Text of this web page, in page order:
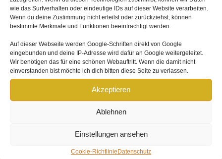
wie das Surfverhalten oder eindeutige IDs auf dieser Website verarbeiten.
Wenn du deine Zustimmung nicht erteilst oder zurückziehst, können
bestimmte Merkmale und Funktionen beeinträchtigt werden.
Auf dieser Webseite werden Google-Schriften direkt von Google
eingebunden und deine IP-Adresse wird dafür an Google weitergeleitet.
Wir benötigen das für eine schönen Webauftritt. Wenn die damit nicht
einverstanden bist möchte ich dich bitten diese Seite zu verlassen.
Akzeptieren
Ablehnen
Einstellungen ansehen
Cookie-RichtlinieDatenschutz
Name*
Speicherung und Verarbeitung deiner Daten durch diese Website